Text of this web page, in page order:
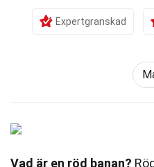
Expertgranskad
Vad är en röd banan?